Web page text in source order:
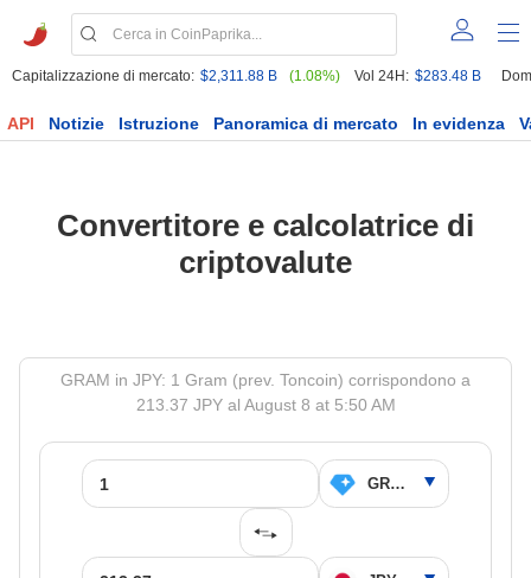
Capitalizzazione di mercato: $2,311.88 B (1.08%) Vol 24H: $283.48 B
API Notizie Istruzione Panoramica di mercato In evidenza
Convertitore e calcolatrice di
criptovalute
GRAM in JPY: 1 Gram (prev. Toncoin) corrispondono a
213.37 JPY al August 8 at 5:50 AM